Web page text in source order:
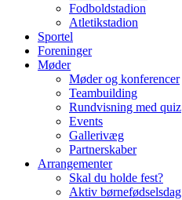
Fodboldstadion
Atletikstadion
Sportel
Foreninger
Møder
Møder og konferencer
Teambuilding
Rundvisning med quiz
Events
Gallerivæg
Partnerskaber
Arrangementer
Skal du holde fest?
Aktiv børnefødselsdag